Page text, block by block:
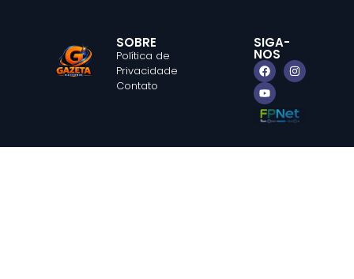
SOBRE
Política de
Privacidade
Contato
SIGA-
NOS